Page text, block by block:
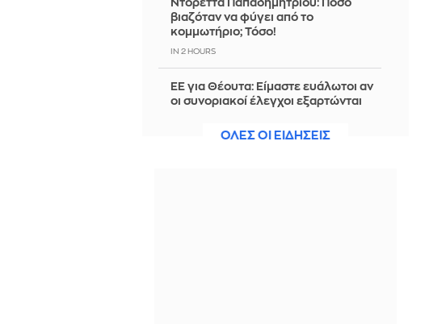
Ντορέττα Παπαδημητρίου: Πόσο
βιαζόταν να φύγει από το
κομμωτήριο; Τόσο!
IN 2 HOURS
ΕΕ για Θέουτα: Είμαστε ευάλωτοι αν
οι συνοριακοί έλεγχοι εξαρτώνται
γειτονικής χώρας
ΟΛΕΣ ΟΙ ΕΙΔΗΣΕΙΣ